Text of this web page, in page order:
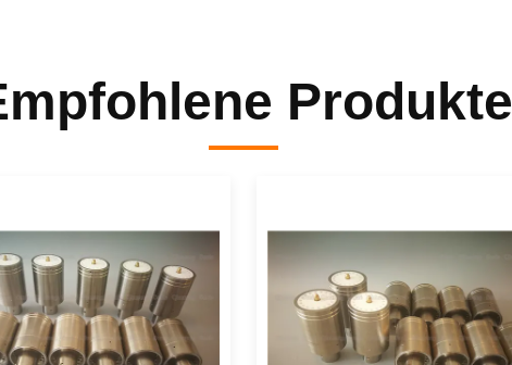
Produkte